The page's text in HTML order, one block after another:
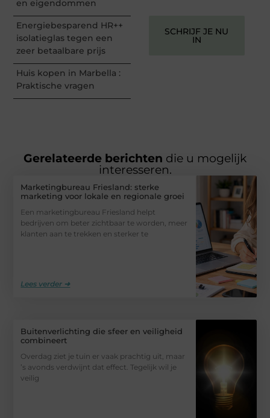
en eigendommen
Energiebesparend HR++
isolatieglas tegen een
zeer betaalbare prijs
Huis kopen in Marbella :
Praktische vragen
SCHRIJF JE NU
IN
Gerelateerde berichten die u mogelijk
interesseren.
Marketingbureau Friesland: sterke
marketing voor lokale en regionale groei
Een marketingbureau Friesland helpt
bedrijven om beter zichtbaar te worden, meer
klanten aan te trekken en sterker te
Lees verder ➜
Buitenverlichting die sfeer en veiligheid
combineert
Overdag ziet je tuin er vaak prachtig uit, maar
’s avonds verdwijnt dat effect. Tegelijk wil je
veilig